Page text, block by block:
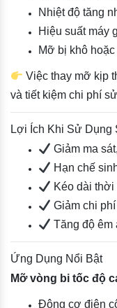
Nhiệt độ tăng
Hiệu suất máy
Mỡ bị khô
Việc thay mỡ kịp
và tiết kiệm chi phí
Lợi Ích Khi Sử Dụng
Giảm ma
Hạn chế
Kéo dài
Giảm chi
Tăng độ êm
Ứng Dụng Nổi Bật
Mỡ vòng bi tốc độ
Động cơ điện